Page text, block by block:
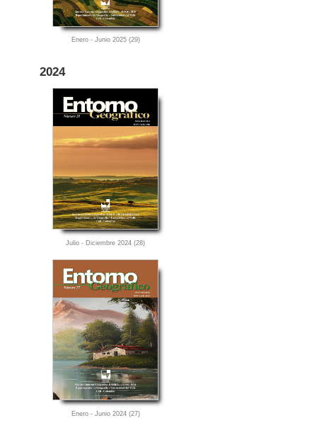
Enero - Junio 2025 (29)
2024
Julio - Diciembre 2024 (28)
Enero - Junio 2024 (27)